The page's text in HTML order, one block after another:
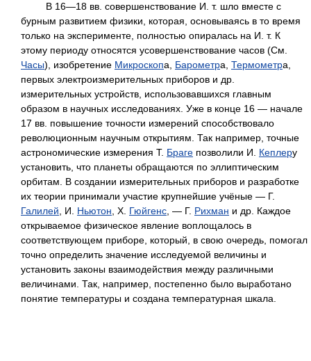
В 16—18 вв. совершенствование И. т. шло вместе с
бурным развитием физики, которая, основываясь в то время
только на эксперименте, полностью опиралась на И. т. К
этому периоду относятся усовершенствование часов (См.
Часы), изобретение Микроскопа, Барометра, Термометра,
первых электроизмерительных приборов и др.
измерительных устройств, использовавшихся главным
образом в научных исследованиях. Уже в конце 16 — начале
17 вв. повышение точности измерений способствовало
революционным научным открытиям. Так например, точные
астрономические измерения Т. Браге позволили И. Кеплеру
установить, что планеты обращаются по эллиптическим
орбитам. В создании измерительных приборов и разработке
их теории принимали участие крупнейшие учёные — Г.
Галилей , И. Ньютон , Х. Гюйгенс , — Г. Рихман и др. Каждое
открываемое физическое явление воплощалось в
соответствующем приборе, который, в свою очередь, помогал
точно определить значение исследуемой величины и
установить законы взаимодействия между различными
величинами. Так, например, постепенно было выработано
понятие температуры и создана температурная шкала.